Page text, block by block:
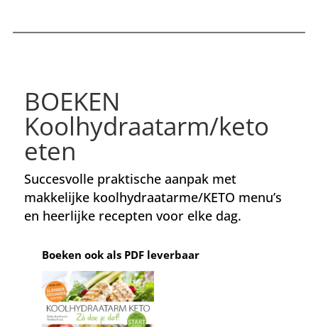
BOEKEN
Koolhydraatarm/keto
eten
Succesvolle praktische aanpak met
makkelijke koolhydraatarme/KETO menu’s
en heerlijke recepten voor elke dag.
Boeken ook als PDF leverbaar